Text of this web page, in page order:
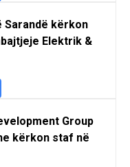
Sarandë kërkon
Elektrik &
Group
kërkon staf në